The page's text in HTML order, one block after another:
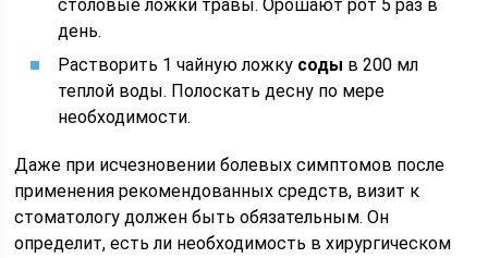
столовые ложки травы. Орошают рот 5 раз в
день.
Растворить 1 чайную ложку соды в 200 мл
теплой воды. Полоскать десну по мере
необходимости.
Даже при исчезновении болевых симптомов после
применения рекомендованных средств, визит к
стоматологу должен быть обязательным. Он
определит, есть ли необходимость в хирургическом